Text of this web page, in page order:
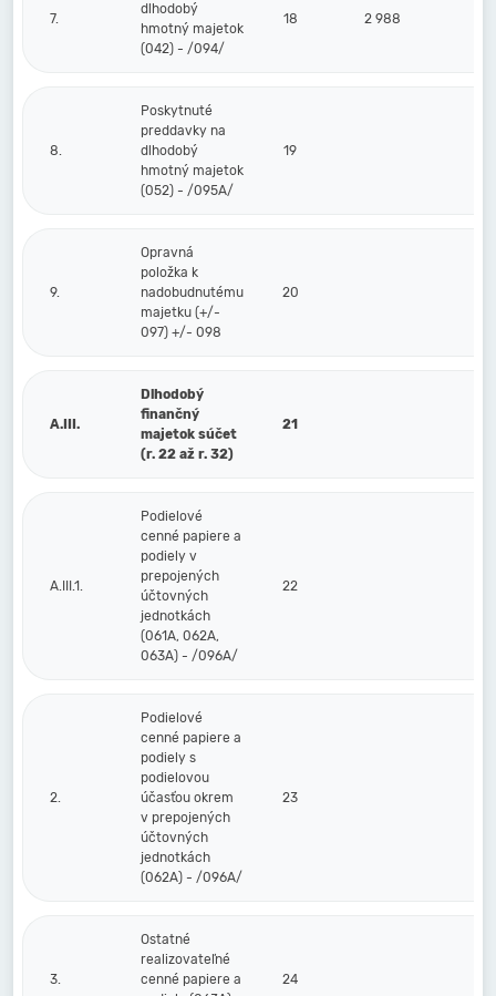
7.
dlhodobý
hmotný majetok
(042) - /094/
18 2 988
8.
Poskytnuté
preddavky na
dlhodobý
hmotný majetok
(052) - /095A/
19
9.
Opravná
položka k
nadobudnutému
majetku (+/-
097) +/- 098
20
A.III.
Dlhodobý
finančný
majetok súčet
(r. 22 až r. 32)
21
A.III.1.
Podielové
cenné papiere a
podiely v
prepojených
účtovných
jednotkách
(061A, 062A,
063A) - /096A/
22
2.
Podielové
cenné papiere a
podiely s
podielovou
účasťou okrem
v prepojených
účtovných
jednotkách
(062A) - /096A/
23
3.
Ostatné
realizovateľné
cenné papiere a
24